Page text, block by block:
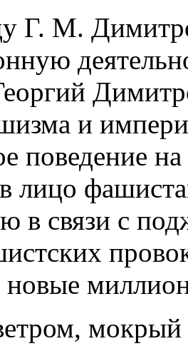
Г. М.
и
поведение
лицо
в связи с
мокрый